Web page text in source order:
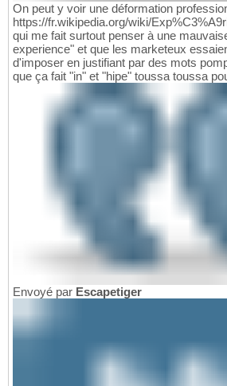
On peut y voir une déformation
https://fr.wikipedia.org/wiki/
qui me fait surtout penser à une
experience" et que les marketeux
d'imposer en justifiant par des mots
que ça fait "in" et "hipe" toussa toussa
Envoyé par Escapetiger